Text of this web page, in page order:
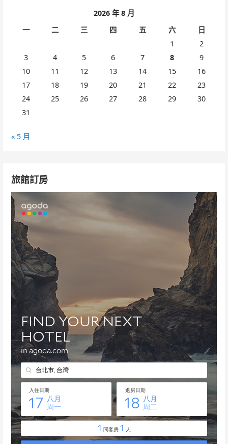
2026 年 8 月
一
二 三 四 五 六
日
1
2
3
4 5 6 7 8
9
10
11 12 13 14 15
16
17
18 19 20 21 22
23
24
25 26 27 28 29
30
31
« 5 月
旅館訂房